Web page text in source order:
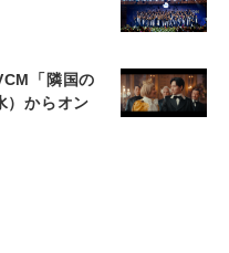
「隣国の
）からオン